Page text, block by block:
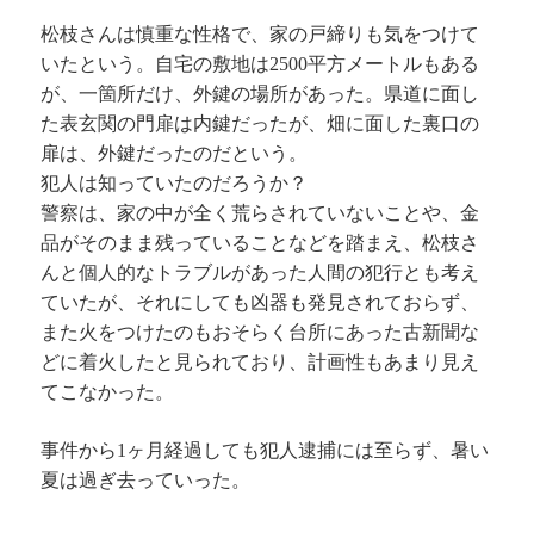
松枝さんは慎重な性格で、家の戸締りも気をつけて
いたという。自宅の敷地は2500平方メートルもある
が、一箇所だけ、外鍵の場所があった。県道に面し
た表玄関の門扉は内鍵だったが、畑に面した裏口の
扉は、外鍵だったのだという。
犯人は知っていたのだろうか？
警察は、家の中が全く荒らされていないことや、金
品がそのまま残っていることなどを踏まえ、松枝さ
んと個人的なトラブルがあった人間の犯行とも考え
ていたが、それにしても凶器も発見されておらず、
また火をつけたのもおそらく台所にあった古新聞な
どに着火したと見られており、計画性もあまり見え
てこなかった。
事件から1ヶ月経過しても犯人逮捕には至らず、暑い
夏は過ぎ去っていった。